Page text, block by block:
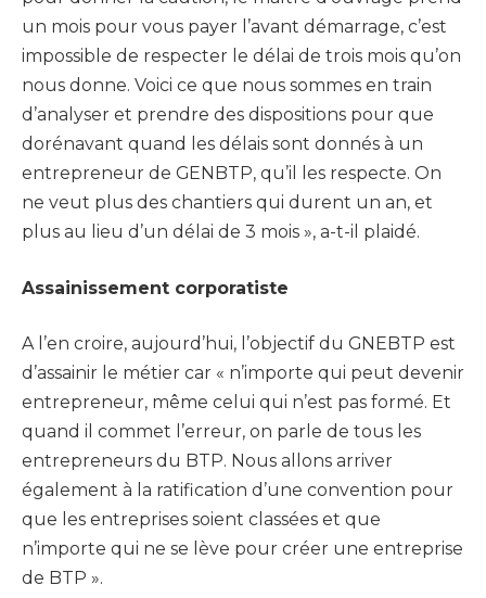
un mois pour vous payer l’avant démarrage, c’est
impossible de respecter le délai de trois mois qu’on
nous donne. Voici ce que nous sommes en train
d’analyser et prendre des dispositions pour que
dorénavant quand les délais sont donnés à un
entrepreneur de GENBTP, qu’il les respecte. On
ne veut plus des chantiers qui durent un an, et
plus au lieu d’un délai de 3 mois », a-t-il plaidé.
Assainissement corporatiste
A l’en croire, aujourd’hui, l’objectif du GNEBTP est
d’assainir le métier car « n’importe qui peut devenir
entrepreneur, même celui qui n’est pas formé. Et
quand il commet l’erreur, on parle de tous les
entrepreneurs du BTP. Nous allons arriver
également à la ratification d’une convention pour
que les entreprises soient classées et que
n’importe qui ne se lève pour créer une entreprise
de BTP ».